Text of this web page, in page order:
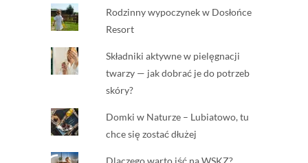
Rodzinny wypoczynek w Dosłońce
Resort
Składniki aktywne w pielęgnacji
twarzy — jak dobrać je do potrzeb
skóry?
Domki w Naturze – Lubiatowo, tu
chce się zostać dłużej